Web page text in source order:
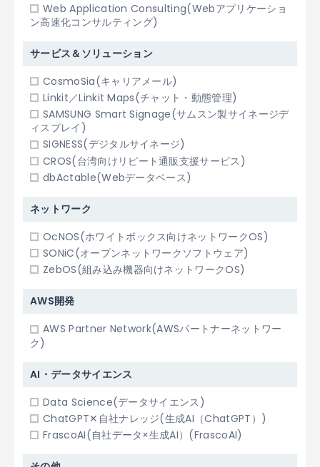
Web Application Consulting(Webアプリケーショ
ン高速化コンサルティング)
サービス＆ソリューション
CosmoSia(キャリアメール)
Linkit／Linkit Maps(チャット・動態管理)
SAMSUNG Smart Signage(サムスン製サイネージデ
ィスプレイ)
SIGNESS(デジタルサイネージ)
CROS(台湾向けリピート通販支援サービス)
dbActable(Webデータベース)
ネットワーク
OcNOS(ホワイトボックス向けネットワークOS)
SONiC(オープンネットワークソフトウェア)
ZebOS(組み込み機器向けネットワークOS)
AWS開発
AWS Partner Network(AWSパートナーネットワー
ク)
AI・データサイエンス
Data Science(データサイエンス)
ChatGPT✕自社ナレッジ(生成AI（ChatGPT）)
FrascoAI(自社データ×生成AI）(FrascoAI)